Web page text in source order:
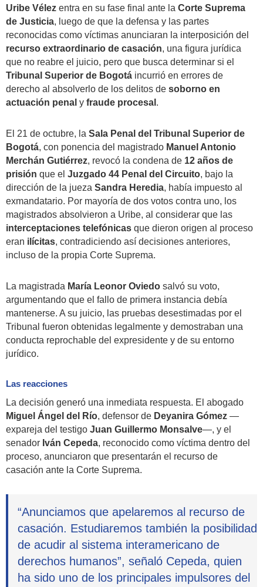
Uribe Vélez entra en su fase final ante la Corte Suprema
de Justicia, luego de que la defensa y las partes
reconocidas como víctimas anunciaran la interposición del
recurso extraordinario de casación, una figura jurídica
que no reabre el juicio, pero que busca determinar si el
Tribunal Superior de Bogotá incurrió en errores de
derecho al absolverlo de los delitos de soborno en
actuación penal y fraude procesal .
El 21 de octubre, la Sala Penal del Tribunal Superior de
Bogotá, con ponencia del magistrado Manuel Antonio
Merchán Gutiérrez, revocó la condena de 12 años de
prisión que el Juzgado 44 Penal del Circuito, bajo la
dirección de la jueza Sandra Heredia, había impuesto al
exmandatario. Por mayoría de dos votos contra uno, los
magistrados absolvieron a Uribe, al considerar que las
interceptaciones telefónicas que dieron origen al proceso
eran ilícitas, contradiciendo así decisiones anteriores,
incluso de la propia Corte Suprema.
La magistrada María Leonor Oviedo salvó su voto,
argumentando que el fallo de primera instancia debía
mantenerse. A su juicio, las pruebas desestimadas por el
Tribunal fueron obtenidas legalmente y demostraban una
conducta reprochable del expresidente y de su entorno
jurídico.
Las reacciones
La decisión generó una inmediata respuesta. El abogado
Miguel Ángel del Río, defensor de Deyanira Gómez —
expareja del testigo Juan Guillermo Monsalve—, y el
senador Iván Cepeda, reconocido como víctima dentro del
proceso, anunciaron que presentarán el recurso de
casación ante la Corte Suprema.
“Anunciamos que apelaremos al recurso de
casación. Estudiaremos también la posibilidad
de acudir al sistema interamericano de
derechos humanos”, señaló Cepeda, quien
ha sido uno de los principales impulsores del